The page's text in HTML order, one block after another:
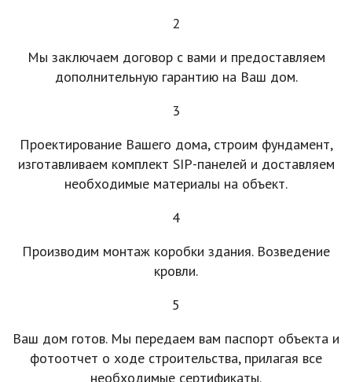
2
Мы заключаем договор с вами и предоставляем
дополнительную гарантию на Ваш дом.
3
Проектирование Вашего дома, строим фундамент,
изготавливаем комплект SIP-панелей и доставляем
необходимые материалы на объект.
4
Производим монтаж коробки здания. Возведение
кровли.
5
Ваш дом готов. Мы передаем вам паспорт объекта и
фотоотчет о ходе строительства, прилагая все
необходимые сертификаты.